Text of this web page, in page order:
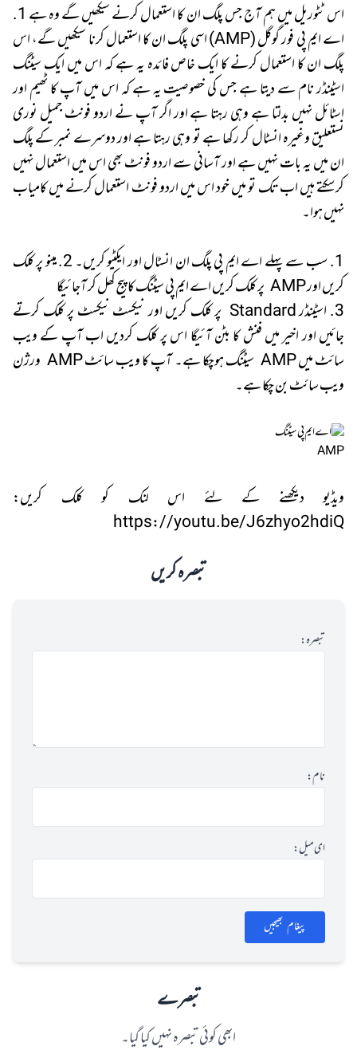
اس ٹٹوریل میں ہم آج جس پلگ ان کا استعمال کرنے سیکھیں گے وہ ہے 1.
اے ایم پی فور گوگل (AMP)
اسی پلگ ان کا استعمال کرنا سیکھیں گے، اس
پلگ ان کا استعمال کرنے کا ایک خاص فائدہ یہ ہے کہ اس میں ایک سیٹنگ
اسٹینڈر نام سے دیتا ہے جس کی خصوصیت یہ ہے کہ اس میں آپ کا ٹھیم اور
اسٹائل نہیں بدلتا ہے وہی رہتا ہے اور اگر آپ نے اردو فونٹ جمیل نوری
نستعلیق وغیرہ انسٹال کر رکھا ہے تو وہی رہتا ہے اور دوسرے نمبر کے پلگ
ان میں یہ بات نہیں ہے اور آسانی سے اردو فونٹ بھی اس میں استعمال نہیں
کرسکتے ہیں اب تک تو میں خود اس میں اردو فونٹ استعمال کرنے میں کامیاب
نہیں ہوا۔
1. سب سے پہلے
اے ایم پی پلگ ان
انسٹال اور ایکٹیو کریں۔ 2. مینو پر کلک
کریں اور AMP پر کلک کریں اے ایم پی سیٹنگ کا پیج کھل کر آجائیگا
3. اسٹینڈر Standard پر کلک کریں اور نیکسٹ نیکسٹ پر کلک کرتے
جائیں اور اخیر میں فنش کا بٹن آئیگا اس پر کلک کردیں اب آپ کے ویب
سائٹ میں AMP سیٹنگ ہوچکا ہے۔ آپ کا ویب سائٹ AMP ورژن
ویب سائٹ بن چکا ہے۔
AMP
ویڈیو دیکھنے کے لئے اس لنک کو کلک کریں:
https://youtu.be/J6zhyo2hdiQ
تبصرہ کریں
تبصرہ:
نام:
ای میل:
پیغام بھیجیں
تبصرے
ابھی کوئی تبصرہ نہیں کیا گیا۔